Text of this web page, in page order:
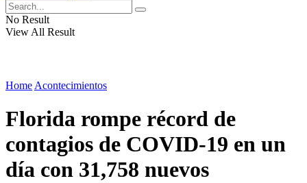
No Result
View All Result
Home Acontecimientos
Florida rompe récord de
contagios de COVID-19 en un
día con 31,758 nuevos